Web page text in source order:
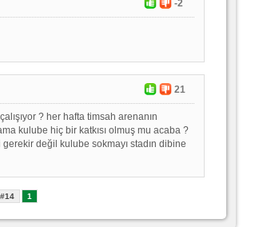
-2
21
? her hafta timsah arenanın
kulube hiç bir katkısı olmuş mu acaba ?
değil kulube sokmayı stadın dibine
1